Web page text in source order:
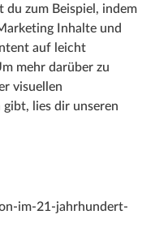
du zum Beispiel, indem
Inhalte und
auf leicht
mehr darüber zu
visuellen
lies dir unseren
im-21-jahrhundert-